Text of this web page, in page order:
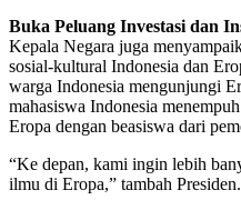
Buka Peluang Investasi dan
Kepala Negara juga
sosial-kultural Indonesia dan
warga Indonesia mengunjungi
mahasiswa Indonesia
Eropa dengan beasiswa dari
“Ke depan, kami ingin lebih
ilmu di Eropa,” tambah Presiden.